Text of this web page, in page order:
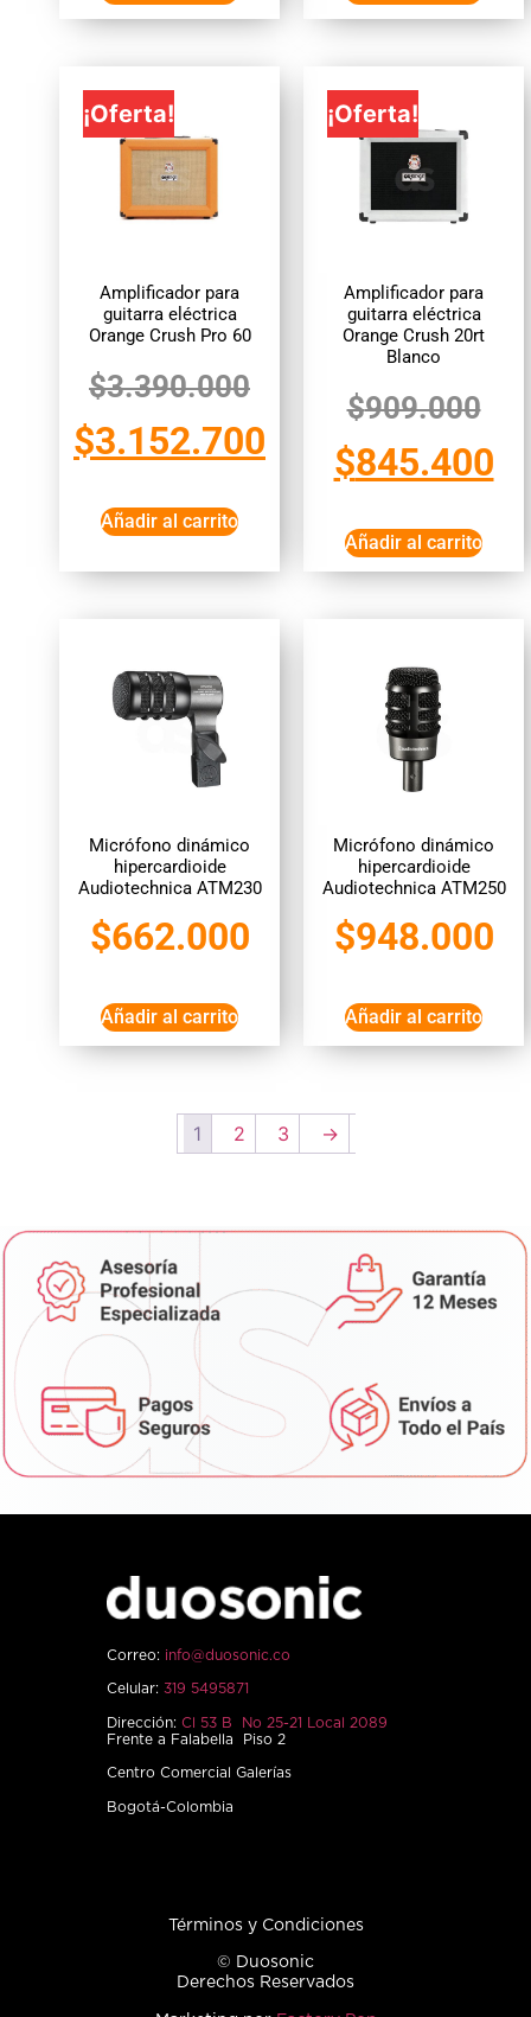
¡Oferta!
Amplificador para
guitarra eléctrica
Orange Crush Pro 60
$3.390.000
$3.152.700
Añadir al carrito
¡Oferta!
Amplificador para
guitarra eléctrica
Orange Crush 20rt
Blanco
$909.000
$845.400
Añadir al carrito
Micrófono dinámico
hipercardioide
Audiotechnica ATM230
$662.000
Añadir al carrito
Micrófono dinámico
hipercardioide
Audiotechnica ATM250
$948.000
Añadir al carrito
1 2 3 →
Correo: info@duosonic.co
Celular: 319 5495871
Dirección: Cl 53 B No 25-21 Local 2089
Frente a Falabella Piso 2
Centro Comercial Galerías
Bogotá-Colombia
Términos y Condiciones
© Duosonic
Derechos Reservados